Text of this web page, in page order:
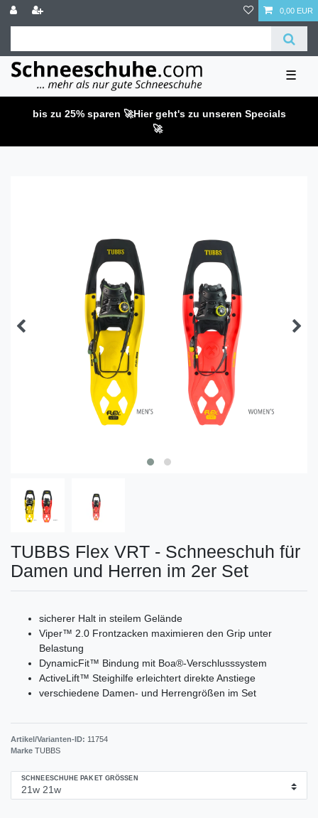
0,00 EUR
☰
bis zu 25% sparen 🚀Hier geht's zu unseren Specials
🚀
TUBBS Flex VRT - Schneeschuh für
Damen und Herren im 2er Set
sicherer Halt in steilem Gelände
Viper™ 2.0 Frontzacken maximieren den Grip unter
Belastung
DynamicFit™ Bindung mit Boa®-Verschlusssystem
ActiveLift™ Steighilfe erleichtert direkte Anstiege
verschiedene Damen- und Herrengrößen im Set
Artikel/Varianten-ID: 11754
Marke TUBBS
SCHNEESCHUHE PAKET GRÖSSEN